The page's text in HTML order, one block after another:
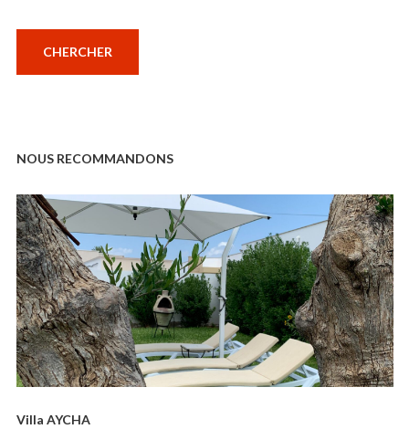
NOUS RECOMMANDONS
Villa AYCHA